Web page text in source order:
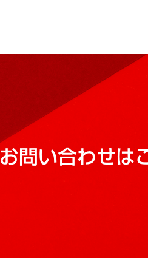
お問い合わせは